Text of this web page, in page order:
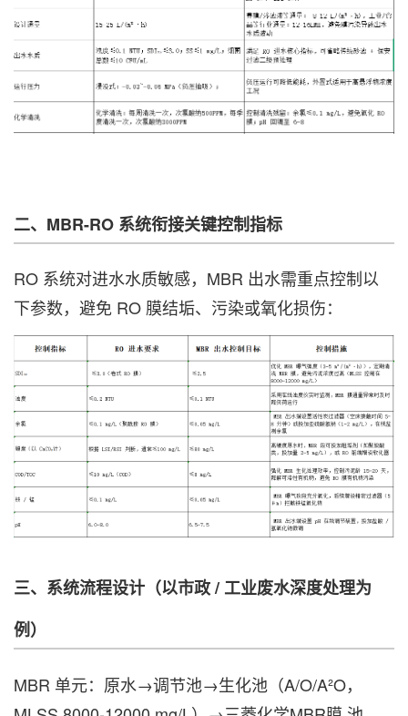
二、MBR-RO 系统衔接关键控制指标
RO 系统对进水水质敏感，MBR 出水需重点控制以
下参数，避免 RO 膜结垢、污染或氧化损伤：
三、系统流程设计（以市政 / 工业废水深度处理为
例）
MBR 单元：原水→调节池→生化池（A/O/A²O，